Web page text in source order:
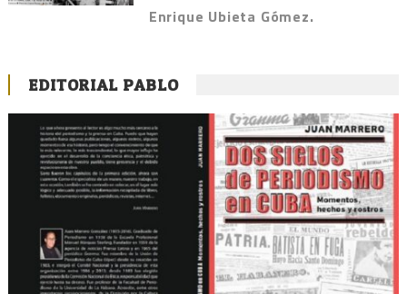
Enrique Ubieta Gómez.
EDITORIAL PABLO